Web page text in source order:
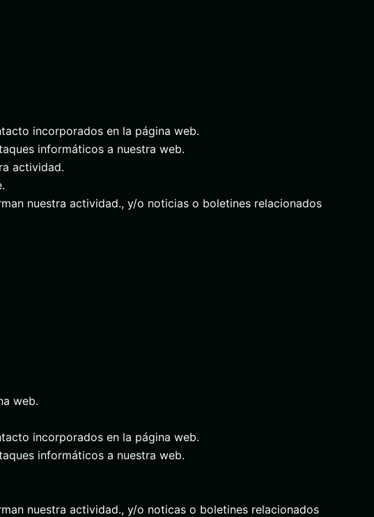
incorporados en la página web.
informáticos a nuestra web.
actividad.
nuestra actividad., y/o noticias o boletines relacionados
web.
incorporados en la página web.
informáticos a nuestra web.
nuestra actividad., y/o noticas o boletines relacionados